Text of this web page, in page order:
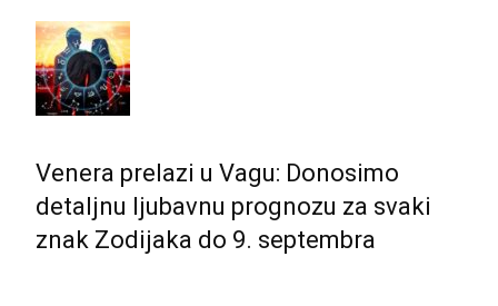
Venera prelazi u Vagu: Donosimo
detaljnu ljubavnu prognozu za svaki
znak Zodijaka do 9. septembra